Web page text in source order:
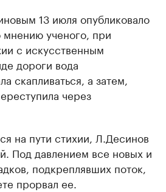
13 июля опубликовало
ученого, при
с искусственным
дороги вода
скапливаться, а затем,
через
на пути стихии, Л.Десинов
Под давлением все новых и
подкреплявших поток,
прорвал ее.